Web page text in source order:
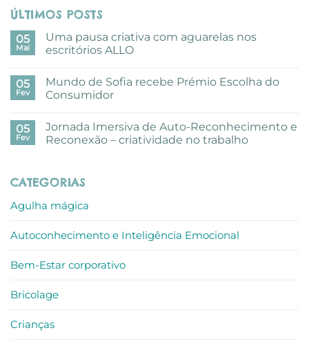
ÚLTIMOS POSTS
05
Mai
Uma pausa criativa com aguarelas nos
escritórios ALLO
em
Uma
pausa
aguarelas
nos
escritórios
05
Fev
Mundo de Sofia recebe Prémio Escolha do
Consumidor
em
Mundo
de
Escolha
do
05
Fev
Jornada Imersiva de Auto-Reconhecimento e
Reconexão – criatividade no trabalho
Jornada
Imersiva
Auto-
Reconexão
no
trabalho
CATEGORIAS
Agulha mágica
Autoconhecimento e Inteligência Emocional
Bem-Estar corporativo
Bricolage
Crianças